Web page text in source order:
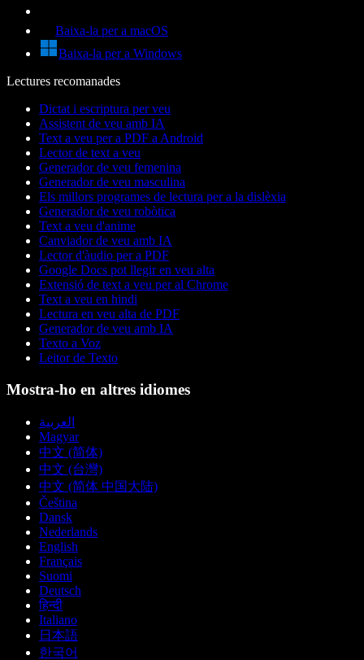
Baixa-la per a macOS
Baixa-la per a Windows
Lectures recomanades
Dictat i escriptura per veu
Assistent de veu amb IA
Text a veu per a PDF a Android
Lector de text a veu
Generador de veu femenina
Generador de veu masculina
Els millors programes de lectura per a la dislèxia
Generador de veu robòtica
Text a veu d'anime
Canviador de veu amb IA
Lector d'àudio per a PDF
Google Docs pot llegir en veu alta
Extensió de text a veu per al Chrome
Text a veu en hindi
Lectura en veu alta de PDF
Generador de veu amb IA
Texto a Voz
Leitor de Texto
Mostra-ho en altres idiomes
العربية
Magyar
中文 (简体)
中文 (台灣)
中文 (简体 中国大陆)
Čeština
Dansk
Nederlands
English
Français
Suomi
Deutsch
हिन्दी
Italiano
日本語
한국어